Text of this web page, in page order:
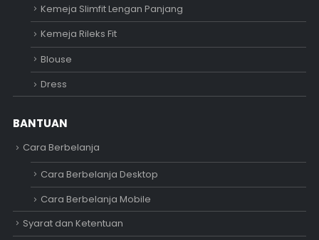
Kemeja Slimfit Lengan Panjang
Kemeja Rileks Fit
Blouse
Dress
BANTUAN
Cara Berbelanja
Cara Berbelanja Desktop
Cara Berbelanja Mobile
Syarat dan Ketentuan